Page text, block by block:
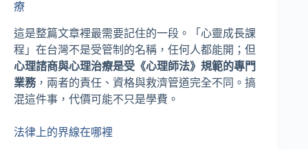
療
這是整篇文章裡最需要記住的一段。「心靈成長課
程」在台灣不是受管制的名稱，任何人都能開；但
心理諮商與心理治療是受《心理師法》規範的專門
業務，兩者的責任、資格與救濟管道完全不同。搞
混這件事，代價可能不只是學費。
法律上的界線在哪裡